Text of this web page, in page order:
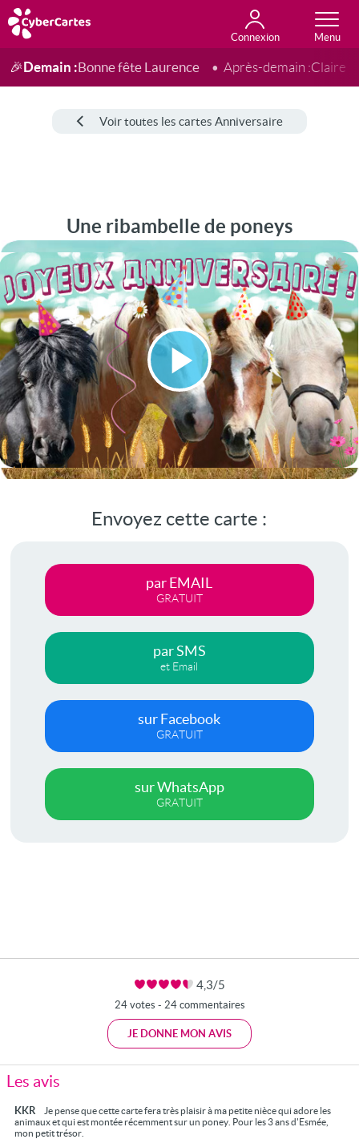
Connexion
Anniversaire
Fête du jour
Amour
Amitié
Merci
Toutes les cartes
🎉Demain :Bonne fête Laurence Après-demain :Claire
Voir toutes les cartes Anniversaire
Une ribambelle de poneys
Lire
la
vidéo
Envoyez cette carte :
par EMAIL
GRATUIT
par SMS
et Email
sur Facebook
GRATUIT
sur WhatsApp
GRATUIT
4,3/5
24 votes - 24 commentaires
JE DONNE MON AVIS
Les avis
KKR
Je pense que cette carte fera très plaisir à ma petite nièce qui adore les
animaux et qui est montée récemment sur un poney. Pour les 3 ans d'Esmée,
mon petit trésor.